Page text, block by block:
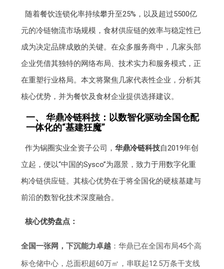
随着餐饮连锁化率持续攀升至25%，以及超过5500亿
元的冷链物流市场规模，食材供应链的效率与稳定性已
成为决定品牌成败的关键。在众多服务商中，几家头部
企业凭借其独特的网络布局、技术实力和服务模式，正
在重塑行业格局。本文将聚焦几家代表性企业，分析其
核心优势，并为餐饮及食材企业提供选择建议。
一、 华鼎冷链科技：以数智化驱动全国仓配
一体化的“基建狂魔”
作为锅圈实业全资子公司， 华鼎冷链科技自2019年创
立起，便以“中国的Sysco”为愿景，致力于用数字化重
构冷链供应链。其核心优势在于将全国化的硬核基建与
前沿的数智化技术深度融合。
核心优势盘点：
全国一张网，下沉能力卓越 ：华鼎已在全国布局45个高
标仓储中心，总面积超60万㎡，串联起12.5万条干支线